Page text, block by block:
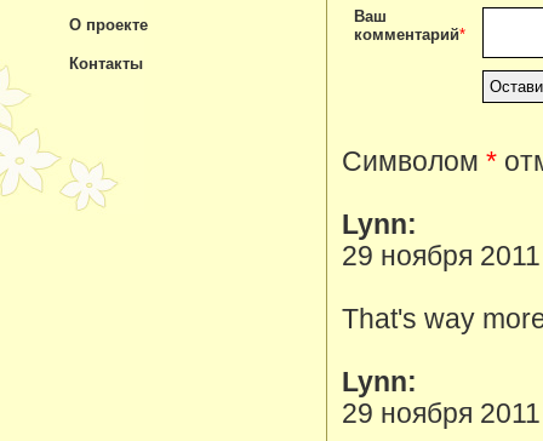
Ваш
комментарий*
Символом *
Lynn:
29 ноября 2011
That's way
Lynn:
29 ноября 2011
О проекте
Контакты